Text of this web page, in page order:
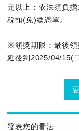
元以上：依法須負
稅扣(免)繳憑單。
※領獎期限：最後領
延後到2025/04/15(
發表您的看法